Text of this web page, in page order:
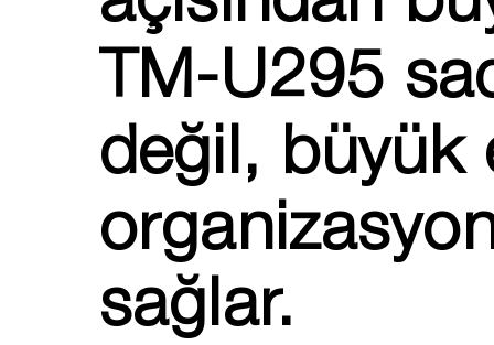
TM-U295
değil, büyük
sağlar.